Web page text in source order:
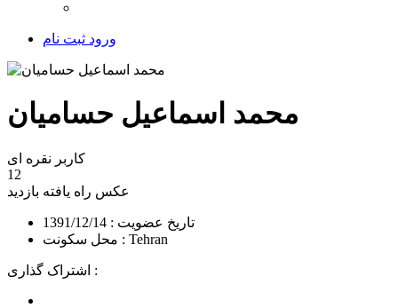
ورود ثبت نام
محمد اسماعیل حسامیان
کاربر نقره ای
12
عکس راه یافته بازدید
تاریخ عضویت : 1391/12/14
محل سکونت : Tehran
اشتراک گذاری :